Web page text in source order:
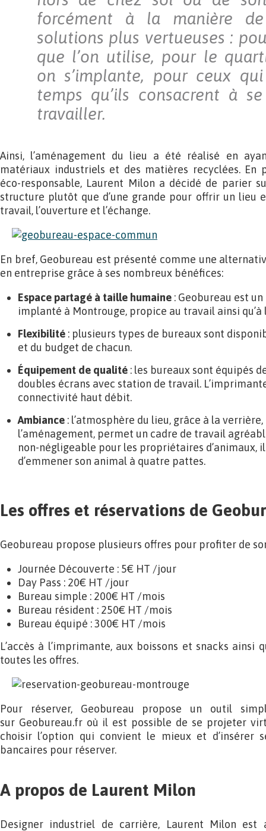
forcément à la manière
solutions plus vertueuses :
que l’on utilise, pour le
on s’implante, pour ceux
temps qu’ils consacrent à
travailler.
Ainsi, l’aménagement du lieu a été réalisé en
matériaux industriels et des matières recyclées. En
éco-responsable, Laurent Milon a décidé de parier
structure plutôt que d’une grande pour offrir un lieu
travail, l’ouverture et l’échange.
En bref, Geobureau est présenté comme une
en entreprise grâce à ses nombreux bénéfices:
Espace partagé à taille humaine : Geobureau est
implanté à Montrouge, propice au travail ainsi qu’à
Flexibilité : plusieurs types de bureaux sont
et du budget de chacun.
Équipement de qualité : les bureaux sont équipés
doubles écrans avec station de travail.
connectivité haut débit.
Ambiance : l’atmosphère du lieu, grâce à la
l’aménagement, permet un cadre de travail
non-négligeable pour les propriétaires d’animaux,
d’emmener son animal à quatre pattes.
Les offres et réservations de
Geobureau propose plusieurs offres pour profiter de
Journée Découverte : 5€ HT /jour
Day Pass : 20€ HT /jour
Bureau simple : 200€ HT /mois
Bureau résident : 250€ HT /mois
Bureau équipé : 300€ HT /mois
L’accès à l’imprimante, aux boissons et snacks ainsi
toutes les offres.
Pour réserver, Geobureau propose un outil
sur Geobureau.fr où il est possible de se projeter
choisir l’option qui convient le mieux et d’insérer
bancaires pour réserver.
A propos de Laurent Milon
Designer industriel de carrière, Laurent Milon est